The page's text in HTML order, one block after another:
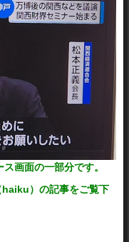
画面の一部分です。
haiku）の記事をご覧下